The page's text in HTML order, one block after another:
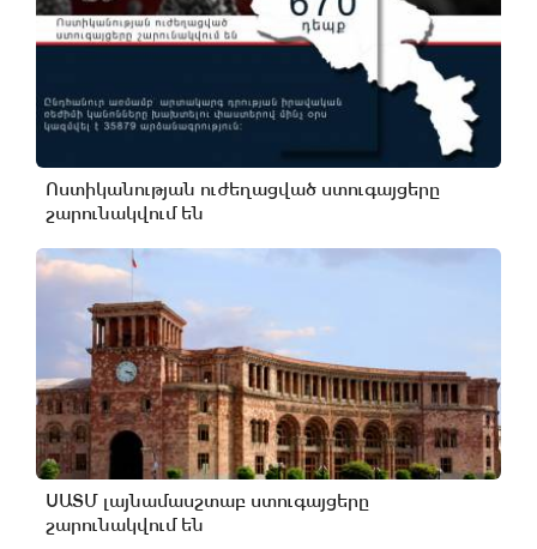
Ոստիկանության ուժեղացված ստուգայցերը
շարունակվում են
ՍԱՏՄ լայնամասշտաբ ստուգայցերը
շարունակվում են